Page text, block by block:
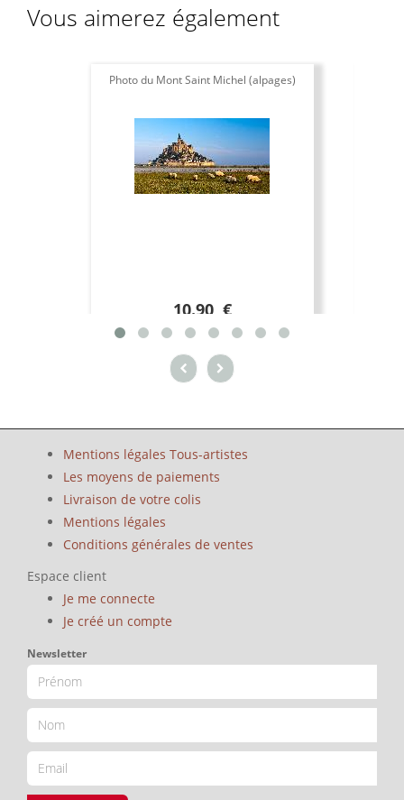
Vous aimerez également
Photo du Mont Saint Michel (alpages)
10.90 €
Mentions légales Tous-artistes
Les moyens de paiements
Livraison de votre colis
Mentions légales
Conditions générales de ventes
Espace client
Je me connecte
Je créé un compte
Newsletter